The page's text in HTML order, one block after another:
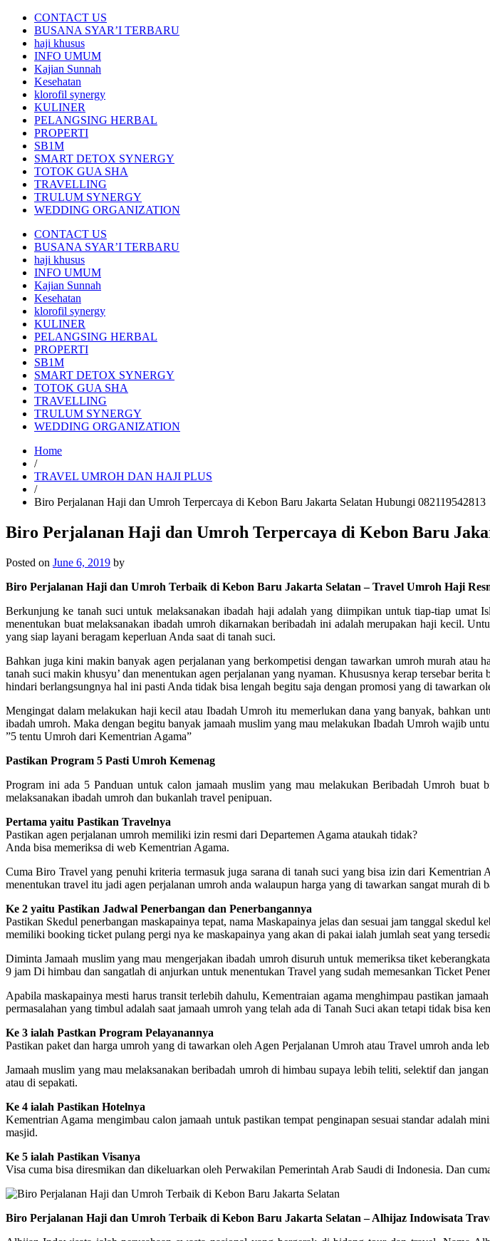
CONTACT US
BUSANA SYAR’I TERBARU
haji khusus
INFO UMUM
Kajian Sunnah
Kesehatan
klorofil synergy
KULINER
PELANGSING HERBAL
PROPERTI
SB1M
SMART DETOX SYNERGY
TOTOK GUA SHA
TRAVELLING
TRULUM SYNERGY
WEDDING ORGANIZATION
CONTACT US
BUSANA SYAR’I TERBARU
haji khusus
INFO UMUM
Kajian Sunnah
Kesehatan
klorofil synergy
KULINER
PELANGSING HERBAL
PROPERTI
SB1M
SMART DETOX SYNERGY
TOTOK GUA SHA
TRAVELLING
TRULUM SYNERGY
WEDDING ORGANIZATION
Home
/
TRAVEL UMROH DAN HAJI PLUS
/
Biro Perjalanan Haji dan Umroh Terpercaya di Kebon Baru Jakarta Selatan Hubungi 082119542813
Biro Perjalanan Haji dan Umroh Terpercaya di Kebon Baru
Posted on June 6, 2019 by
Biro Perjalanan Haji dan Umroh Terbaik di Kebon Baru Jakarta Selatan – Travel Umroh Haji
Berkunjung ke tanah suci untuk melaksanakan ibadah haji adalah yang diimpikan untuk tiap-tiap umat
menentukan buat melaksanakan ibadah umroh dikarnakan beribadah ini adalah merupakan haji kecil.
yang siap layani beragam keperluan Anda saat di tanah suci.
Bahkan juga kini makin banyak agen perjalanan yang berkompetisi dengan tawarkan umroh murah
tanah suci makin khusyu’ dan menentukan agen perjalanan yang nyaman. Khususnya kerap tersebar
hindari berlangsungnya hal ini pasti Anda tidak bisa lengah begitu saja dengan promosi yang di tawarkan
Mengingat dalam melakukan haji kecil atau Ibadah Umroh itu memerlukan dana yang banyak, bahkan
ibadah umroh. Maka dengan begitu banyak jamaah muslim yang mau melakukan Ibadah Umroh wajib
”5 tentu Umroh dari Kementrian Agama”
Pastikan Program 5 Pasti Umroh Kemenag
Program ini ada 5 Panduan untuk calon jamaah muslim yang mau melakukan Beribadah Umroh buat
melaksanakan ibadah umroh dan bukanlah travel penipuan.
Pertama yaitu Pastikan Travelnya
Pastikan agen perjalanan umroh memiliki izin resmi dari Departemen Agama ataukah tidak?
Anda bisa memeriksa di web Kementrian Agama.
Cuma Biro Travel yang penuhi kriteria termasuk juga sarana di tanah suci yang bisa izin dari
menentukan travel itu jadi agen perjalanan umroh anda walaupun harga yang di tawarkan sangat murah di
Ke 2 yaitu Pastikan Jadwal Penerbangan dan Penerbangannya
Pastikan Skedul penerbangan maskapainya tepat, nama Maskapainya jelas dan sesuai jam tanggal
memiliki booking ticket pulang pergi nya ke maskapainya yang akan di pakai ialah jumlah seat yang
Diminta Jamaah muslim yang mau mengerjakan ibadah umroh disuruh untuk memeriksa tiket
9 jam Di himbau dan sangatlah di anjurkan untuk menentukan Travel yang sudah memesankan Ticket
Apabila maskapainya mesti harus transit terlebih dahulu, Kementraian agama menghimpau pastikan
permasalahan yang timbul adalah saat jamaah umroh yang telah ada di Tanah Suci akan tetapi tidak bisa
Ke 3 ialah Pastkan Program Pelayanannya
Pastikan paket dan harga umroh yang di tawarkan oleh Agen Perjalanan Umroh atau Travel umroh anda
Jamaah muslim yang mau melaksanakan beribadah umroh di himbau supaya lebih teliti, selektif dan
atau di sepakati.
Ke 4 ialah Pastikan Hotelnya
Kementrian Agama mengimbau calon jamaah untuk pastikan tempat penginapan sesuai standar adalah
masjid.
Ke 5 ialah Pastikan Visanya
Visa cuma bisa diresmikan dan dikeluarkan oleh Perwakilan Pemerintah Arab Saudi di Indonesia. Dan
Biro Perjalanan Haji dan Umroh Terbaik di Kebon Baru Jakarta Selatan – Alhijaz Indowisata